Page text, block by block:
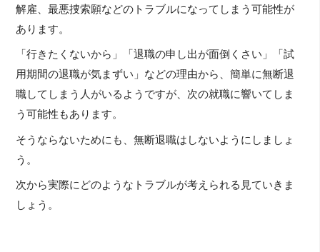
解雇、最悪捜索願などのトラブルになってしまう可能性が
あります。
「行きたくないから」「退職の申し出が面倒くさい」「試
用期間の退職が気まずい」などの理由から、簡単に無断退
職してしまう人がいるようですが、次の就職に響いてしま
う可能性もあります。
そうならないためにも、無断退職はしないようにしましょ
う。
次から実際にどのようなトラブルが考えられる見ていきま
しょう。